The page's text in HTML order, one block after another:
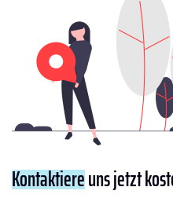
Kontaktiereuns jetzt